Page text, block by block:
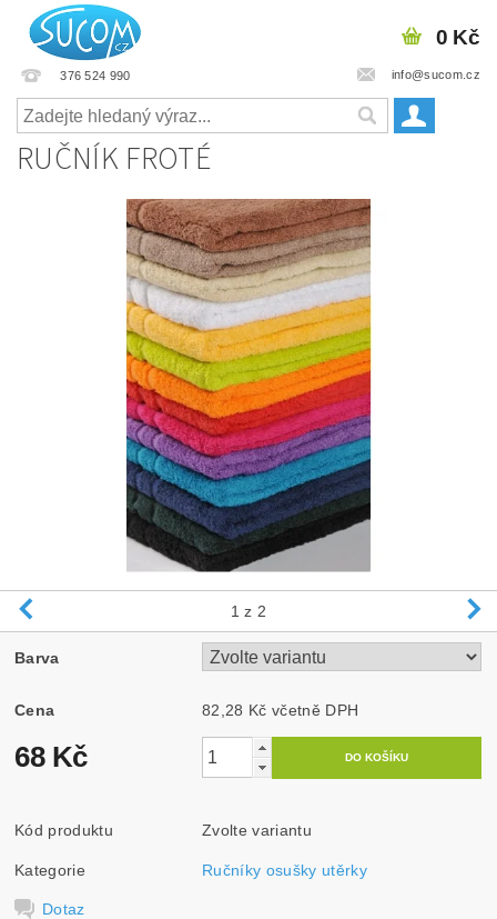
376 524 990 info@sucom.cz
0 Kč
RUČNÍK FROTÉ
1 z 2
Barva
Cena 82,28 Kč včetně DPH
68 Kč
Kód produktu Zvolte variantu
Kategorie Ručníky osušky utěrky
Dotaz